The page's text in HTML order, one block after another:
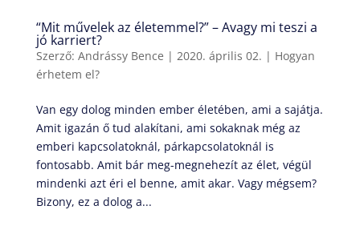
“Mit művelek az életemmel?” – Avagy mi teszi a
jó karriert?
Szerző: Andrássy Bence | 2020. április 02. | Hogyan
érhetem el?
Van egy dolog minden ember életében, ami a sajátja.
Amit igazán ő tud alakítani, ami sokaknak még az
emberi kapcsolatoknál, párkapcsolatoknál is
fontosabb. Amit bár meg-megnehezít az élet, végül
mindenki azt éri el benne, amit akar. Vagy mégsem?
Bizony, ez a dolog a...